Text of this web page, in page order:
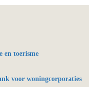
en toerisme
voor woningcorporaties